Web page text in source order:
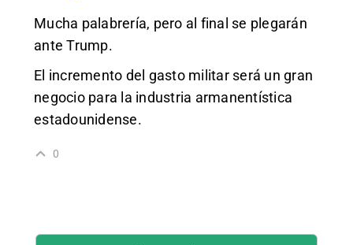
Mucha palabrería, pero al final se plegarán
ante Trump.
El incremento del gasto militar será un gran
negocio para la industria armanentística
estadounidense.
0